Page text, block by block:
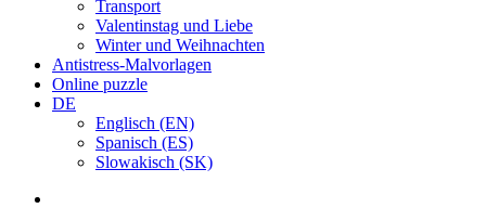
Transport
Valentinstag und Liebe
Winter und Weihnachten
Antistress-Malvorlagen
Online puzzle
DE
Englisch (EN)
Spanisch (ES)
Slowakisch (SK)